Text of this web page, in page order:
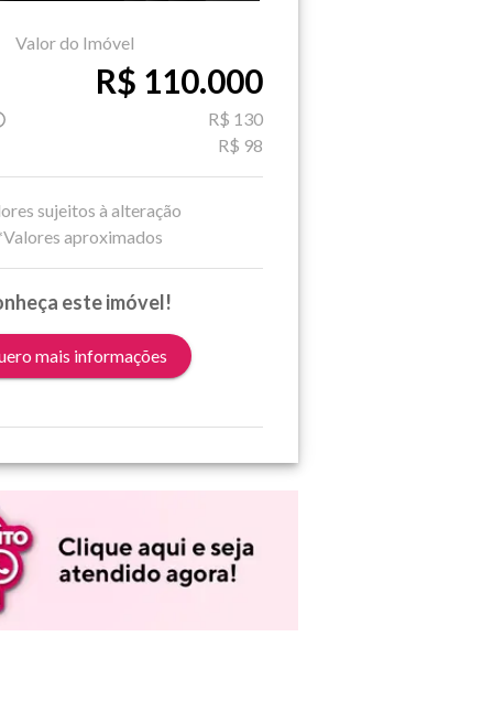
Valor do Imóvel
R$ 110.000
R$ 130
R$ 98
sujeitos à alteração
aproximados
este imóvel!
mais informações